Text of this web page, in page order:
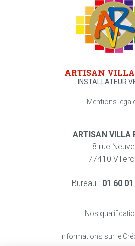
ARTISAN VILLA
INSTALLATEUR
Mentions
ARTISAN VILLA
8 rue Neuve
77410
Bureau : 01 60
Nos
Informations sur le